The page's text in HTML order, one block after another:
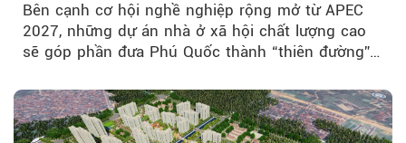
Bên cạnh cơ hội nghề nghiệp rộng mở từ APEC
2027, những dự án nhà ở xã hội chất lượng cao
sẽ góp phần đưa Phú Quốc thành “thiên đường”